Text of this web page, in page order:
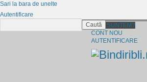
CINE SUNTEM?
CONT NOU
AUTENTIFICARE
Sari la bara de unelte
Autentificare
Caută